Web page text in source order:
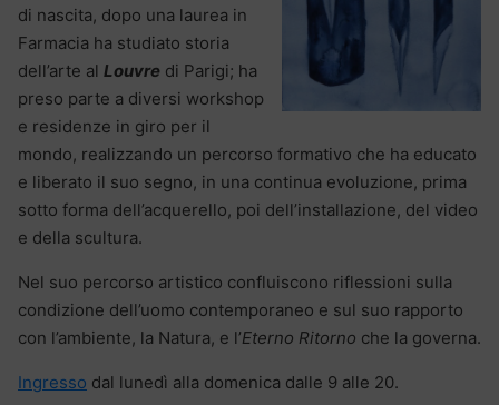
di nascita, dopo una laurea in
Farmacia ha studiato storia
dell’arte al Louvre di Parigi; ha
preso parte a diversi workshop
e residenze in giro per il
mondo, realizzando un percorso formativo che ha educato
e liberato il suo segno, in una continua evoluzione, prima
sotto forma dell’acquerello, poi dell’installazione, del video
e della scultura.
Nel suo percorso artistico confluiscono riflessioni sulla
condizione dell’uomo contemporaneo e sul suo rapporto
con l’ambiente, la Natura, e l’Eterno Ritorno che la governa.
Ingresso dal lunedì alla domenica dalle 9 alle 20.